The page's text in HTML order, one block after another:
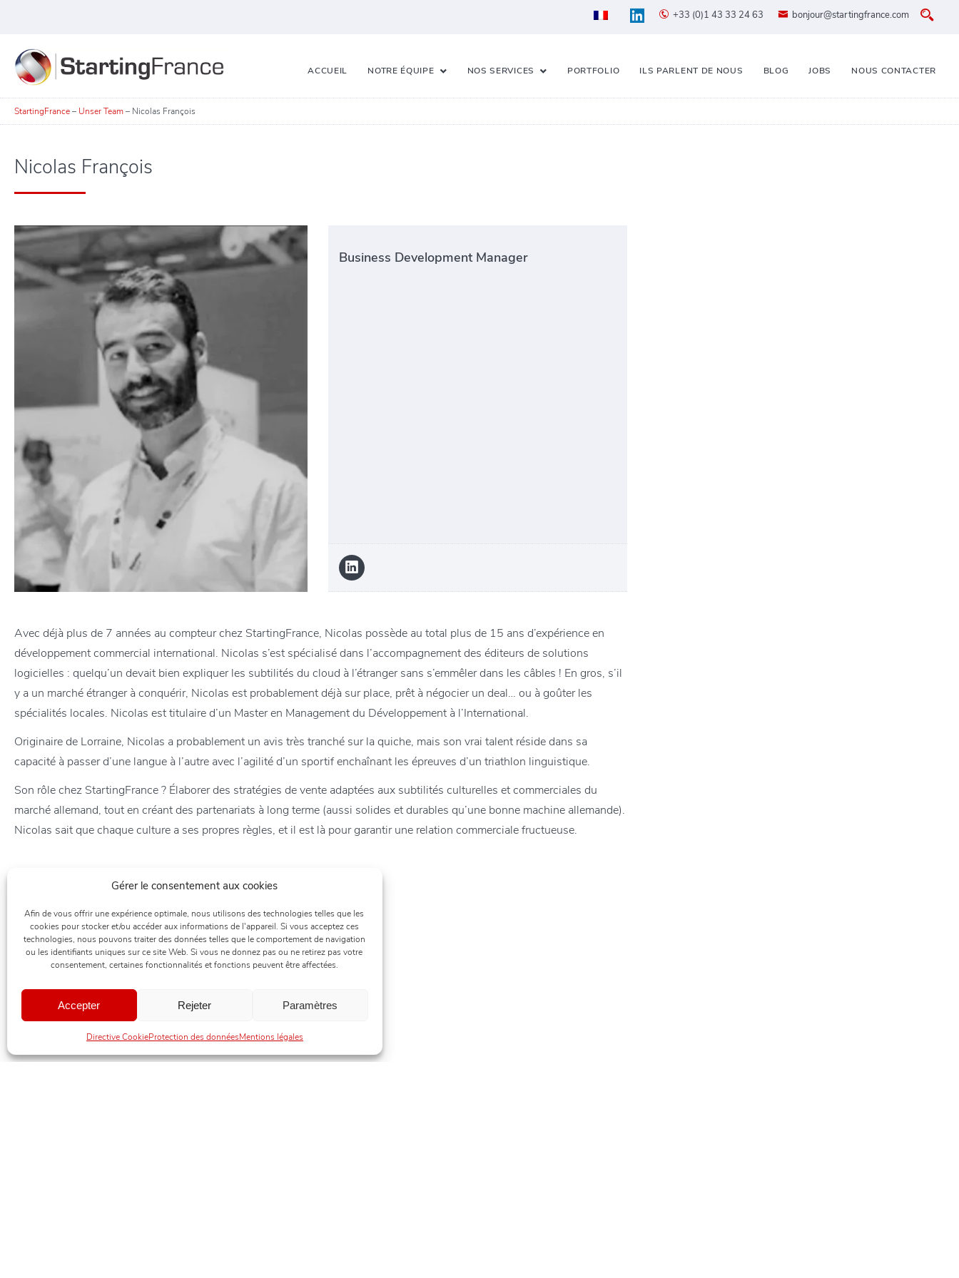
Gérer le consentement aux cookies
Afin de vous offrir une expérience optimale, nous utilisons des technologies telles que les
cookies pour stocker et/ou accéder aux informations de l'appareil. Si vous acceptez ces
technologies, nous pouvons traiter des données telles que le comportement de navigation
ou les identifiants uniques sur ce site Web. Si vous ne donnez pas ou ne retirez pas votre
consentement, certaines fonctionnalités et fonctions peuvent être affectées.
Accepter Rejeter Paramètres
Directive CookieProtection des donnéesMentions légales
+33 (0)1 43 33 24 63 bonjour@startingfrance.com
ACCUEIL NOTRE ÉQUIPE NOS SERVICES PORTFOLIO ILS PARLENT DE NOUS BLOG JOBS NOUS CONTACTER
StartingFrance– Unser Team– Nicolas François
Nicolas François
Business Development Manager
Avec déjà plus de 7 années au compteur chez StartingFrance, Nicolas possède au total plus de 15 ans d’expérience en
développement commercial international. Nicolas s’est spécialisé dans l’accompagnement des éditeurs de solutions
logicielles : quelqu’un devait bien expliquer les subtilités du cloud à l’étranger sans s’emmêler dans les câbles ! En gros, s’il
y a un marché étranger à conquérir, Nicolas est probablement déjà sur place, prêt à négocier un deal… ou à goûter les
spécialités locales. Nicolas est titulaire d’un Master en Management du Développement à l’International.
Originaire de Lorraine, Nicolas a probablement un avis très tranché sur la quiche, mais son vrai talent réside dans sa
capacité à passer d’une langue à l’autre avec l’agilité d’un sportif enchaînant les épreuves d’un triathlon linguistique.
Son rôle chez StartingFrance ? Élaborer des stratégies de vente adaptées aux subtilités culturelles et commerciales du
marché allemand, tout en créant des partenariats à long terme (aussi solides et durables qu’une bonne machine allemande).
Nicolas sait que chaque culture a ses propres règles, et il est là pour garantir une relation commerciale fructueuse.